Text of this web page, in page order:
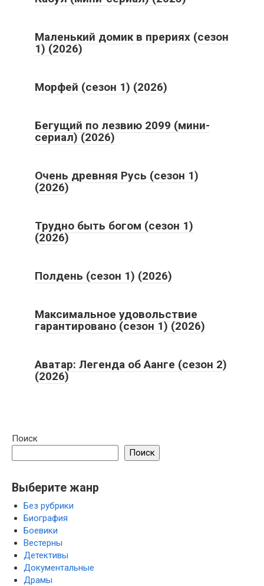
Маленький домик в прериях (сезон
1) (2026)
Морфей (сезон 1) (2026)
Бегущий по лезвию 2099 (мини-
сериал) (2026)
Очень древняя Русь (сезон 1)
(2026)
Трудно быть богом (сезон 1)
(2026)
Полдень (сезон 1) (2026)
Максимальное удовольствие
гарантировано (сезон 1) (2026)
Аватар: Легенда об Аанге (сезон 2)
(2026)
Поиск
Поиск
Выберите жанр
Без рубрики
Биография
Боевики
Вестерны
Детективы
Документальные
Драмы